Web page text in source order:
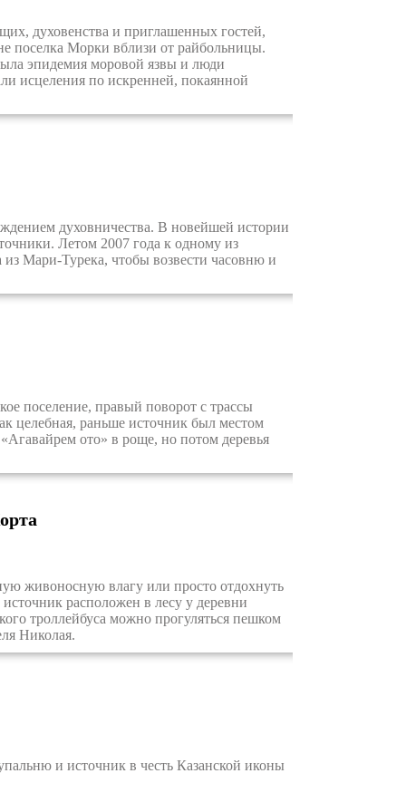
духовенства и приглашенных гостей,
поселка Морки вблизи от райбольницы.
эпидемия моровой язвы и люди
исцеления по искренней, покаянной
духовничества. В новейшей истории
Летом 2007 года к одному из
Мари-Турека, чтобы возвести часовню и
поселение, правый поворот с трассы
целебная, раньше источник был местом
ото» в роще, но потом деревья
живоносную влагу или просто отдохнуть
расположен в лесу у деревни
троллейбуса можно прогуляться пешком
Николая.
и источник в честь Казанской иконы